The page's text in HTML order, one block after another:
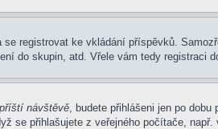
registrovat ke vkládání příspěvků.
do skupin, atd. Vřele vám tedy registraci
návštěvě, budete přihlášeni jen po
se přihlašujete z veřejného počítače,